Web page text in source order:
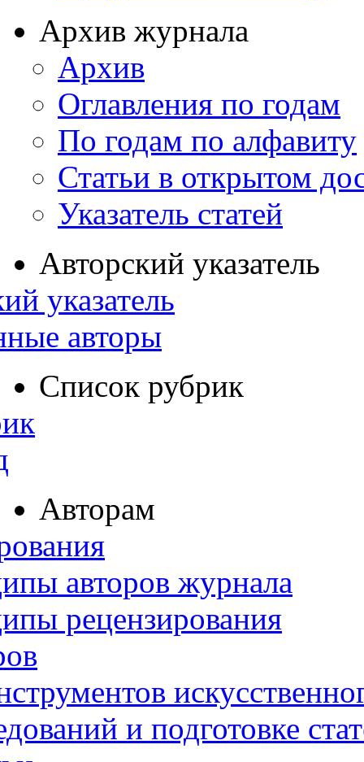
Архив журнала
Архив
Оглавления по годам
По годам по алфавиту
Статьи в открытом
Указатель статей
Авторский указатель
указатель
авторы
Список рубрик
Авторам
авторов журнала
рецензирования
и подготовке